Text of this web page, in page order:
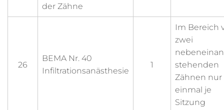
der Zähne
26
BEMA Nr. 40
Infiltrationsanästhesie
1
Im Bereich
zwei
stehenden
Zähnen nur
einmal je
Sitzung